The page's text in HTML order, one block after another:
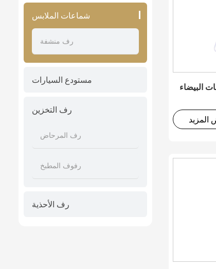
شماعات الملابس
رف منشفة
مستودع السيارات
رف التخزين
رف المرحاض
رفوف المطبخ
رف الأحذية
البيضاء